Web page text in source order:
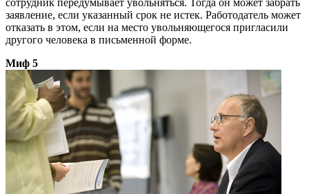
заявление, если указанный срок не истек. Работодатель может
отказать в этом, если на место увольняющегося пригласили
другого человека в письменной форме.
Миф 5